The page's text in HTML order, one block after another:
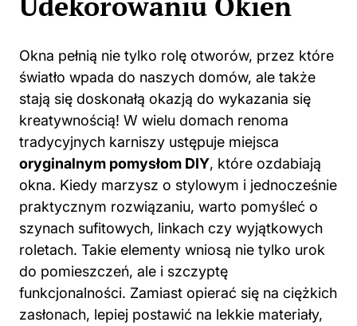
Okna pełnią nie tylko rolę otworów, przez które
światło wpada do naszych domów, ale także
stają się doskonałą okazją do wykazania się
kreatywnością! W wielu domach renoma
tradycyjnych karniszy ustępuje miejsca
oryginalnym pomysłom DIY, które ozdabiają
okna. Kiedy marzysz o stylowym i jednocześnie
praktycznym rozwiązaniu, warto pomyśleć o
szynach sufitowych, linkach czy wyjątkowych
roletach. Takie elementy wniosą nie tylko urok
do pomieszczeń, ale i szczyptę
funkcjonalności. Zamiast opierać się na ciężkich
zasłonach, lepiej postawić na lekkie materiały,